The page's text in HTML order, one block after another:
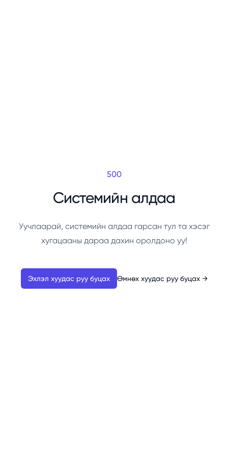
500
Системийн алдаа
Уучлаарай, системийн алдаа гарсан тул та хэсэг
хугацааны дараа дахин оролдоно уу!
Эхлэл хуудас руу буцах Өмнөх хуудас руу буцах →